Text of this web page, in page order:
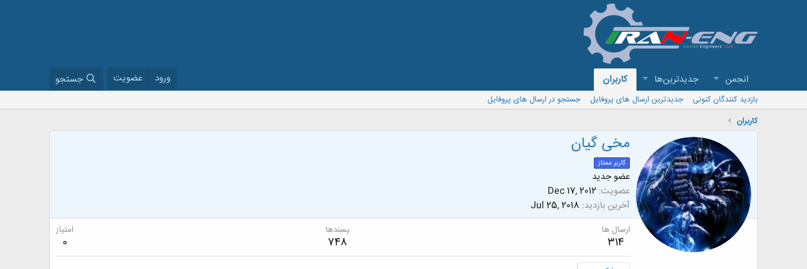
انجمن جدیدترین‌ها کاربران ورود عضویت جستجو
بازدید کنندگان کنونی جدیدترین ارسال های پروفایل
جستجو در ارسال های پروفایل
کاربران
مخی گیان
کاربر ممتاز
عضو جدید
عضویت Dec 17, 2012
آخرین بازدید Jul 25, 2018
ارسال ها
314
پسندها
748
امتیاز
0